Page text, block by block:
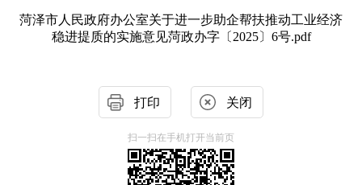
菏泽市人民政府办公室关于进一步助企帮扶推动工业经济
稳进提质的实施意见菏政办字〔2025〕6号.pdf
打印 关闭
扫一扫在手机打开当前页